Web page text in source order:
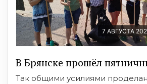
7 АВГУСТА
В Брянске прошёл
Так общими усилиями